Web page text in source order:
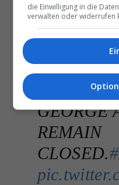
Those who
#evacuated
their
THE
GEORGE
REMAIN
CLOSED.
die Einwilligung in die
verwalten oder widerrufen